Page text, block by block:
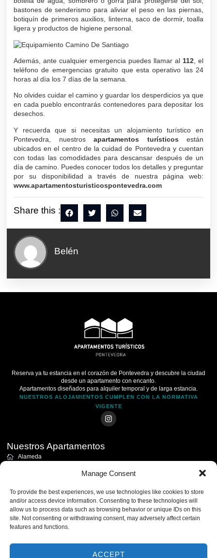
Manage Consent
To provide the best experiences, we use technologies like cookies to store
and/or access device information. Consenting to these technologies will
allow us to process data such as browsing behavior or unique IDs on this
site. Not consenting or withdrawing consent, may adversely affect certain
features and functions.
ACCEPT
bastones de senderismo para aliviar el peso en las piernas,
botiquín de primeros auxilios, linterna, saco de dormir, toalla
ligera y productos de higiene personal.
Además, ante cualquier emergencia puedes llamar al 112 , el
teléfono de emergencias gratuito que esta operativo las 24
horas al día los 7 días de la semana.
No olvides cuidar el camino y guardar los desperdicios ya que
en cada pueblo encontrarás contenedores para depositar los
desechos.
Y recuerda que si necesitas un alojamiento turístico en
Pontevedra, nuestros apartamentos turísticos
están
ubicados en el centro de la cuidad de Pontevedra y cuentan
con todas las comodidades para descansar después de un
día de camino. Puedes conocer todos los detalles y preguntar
por su disponibilidad a través de nuestra página web:
www.apartamentosturisticospontevedra.com
Share this :
Belén
Reserva ya tu estancia en el corazón de Pontevedra y descubre la ciudad
desde un apartamento con encanto.
Apartamentos diseñados para alquiler temporal y de larga estancia.
NUESTROS ALOJAMIENTOS CUMPLEN CON LA NORMATIVA
VIGENTE
Nuestros Apartamentos
Alameda
Pedreira Apartamento
Políticas
Privacidad
Condiciones de reserva